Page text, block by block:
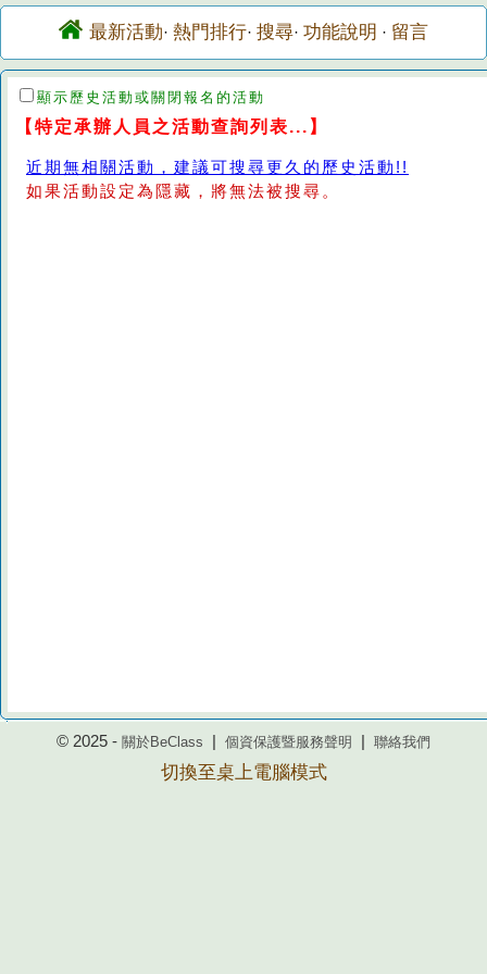
最新活動· 熱門排行· 搜尋· 功能說明 · 留言
顯示歷史活動或關閉報名的活動
【特定承辦人員之活動查詢列表...】
近期無相關活動，建議可搜尋更久的歷史活動!!
如果活動設定為隱藏，將無法被搜尋。
© 2025 - 關於BeClass 個資保護暨服務聲明 聯絡我們
切換至桌上電腦模式